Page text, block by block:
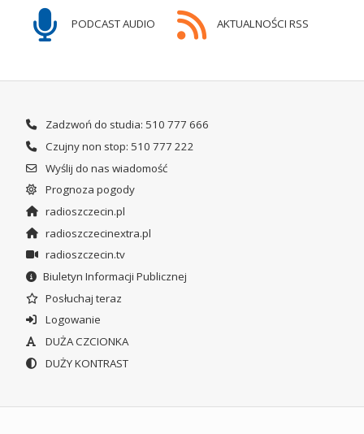
PODCAST AUDIO AKTUALNOŚCI RSS
Zadzwoń do studia: 510 777 666
Czujny non stop: 510 777 222
Wyślij do nas wiadomość
Prognoza pogody
radioszczecin.pl
radioszczecinextra.pl
radioszczecin.tv
Biuletyn Informacji Publicznej
Posłuchaj teraz
Logowanie
DUŻA CZCIONKA
DUŻY KONTRAST